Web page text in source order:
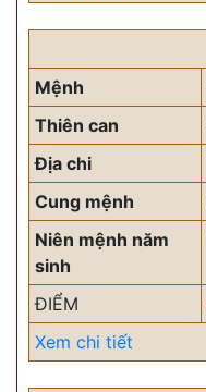
Mệnh
Thiên can
Địa chi
Cung mệnh
Niên mệnh năm
sinh
ĐIỂM
Xem chi tiết